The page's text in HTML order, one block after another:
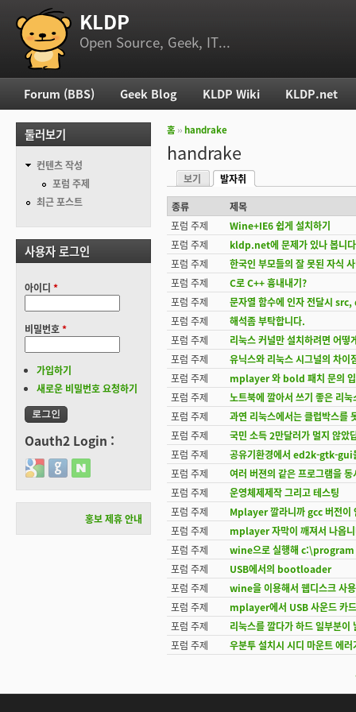
부 메뉴 KLDP
Open Source, Geek, IT...
현재 위치
홈 ››handrake
handrake
기본탭
보기
발자취
(활성탭)
종류
제목
포럼 주제
Wine+IE6 쉽게 설치하기
포럼 주제
kldp.net에 문제가 있나 봅니
포럼 주제
한국인 부모들의 잘 못된 자식
포럼 주제
C로 C++ 흉내내기?
포럼 주제
문자열 함수에 인자 전달시
포럼 주제
해석좀 부탁합니다.
포럼 주제
리눅스 커널만 설치하려면 어떻
포럼 주제
유닉스와 리눅스 시그널의 차이
포럼 주제
mplayer 와 bold 패치 문의
포럼 주제
노트북에 깔아서 쓰기 좋은 리눅
포럼 주제
과연 리눅스에서는 클럽박스를
포럼 주제
국민 소득 2만달러가 멀지 않았
포럼 주제
공유기환경에서 ed2k-gtk-gui
포럼 주제
여러 버젼의 같은 프로그램을
포럼 주제
운영체제제작 그리고 테스팅
포럼 주제
Mplayer 깔라니까 gcc 버전이
포럼 주제
mplayer 자막이 깨져서 나옵
포럼 주제
wine으로 실행해 c:\program
포럼 주제
USB에서의 bootloader
포럼 주제
wine을 이용해서 웹디스크 사
포럼 주제
mplayer에서 USB 사운드 카
포럼 주제
리눅스를 깔다가 하드 일부분이
포럼 주제
우분투 설치시 시디 마운트 에
주 메뉴
Forum (BBS) Geek Blog KLDP Wiki KLDP.net
둘러보기
컨텐츠 작성
포럼 주제
최근 포스트
사용자 로그인
아이디 *
비밀번호*
가입하기
새로운 비밀번호 요청하기
Oauth2 Login :
Login with Google
Login with GitHub
Login with Naver
홍보 제휴 안내